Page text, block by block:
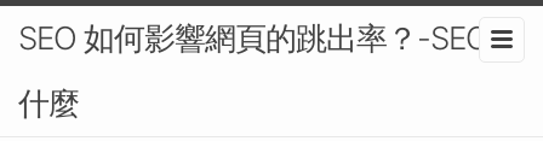
SEO 如何影響網頁的跳出率？-SEO是
什麼